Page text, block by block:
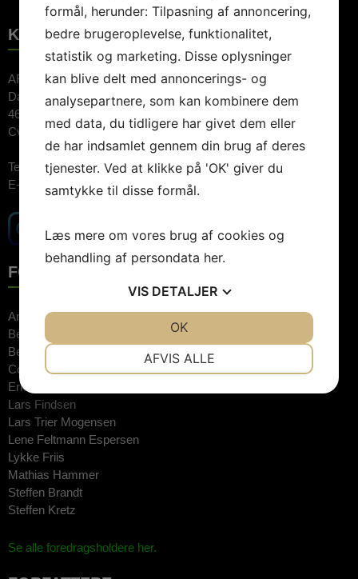
KONTAKTINFORMATION
ARTE Booking ApS
Dalvej 11
4690 Haslev
Cvr.nr: 26744520
Telefon:3848 1400 (09.00-15.00)
E-mail:booking@artebooking.dk
FOREDRAGSHOLDERE
Anne Hjernøe
Bente Klarlund
Bertel Haarder
Connie Hedegaard
Erkan Özden
Lars Findsen
Lars Trier Mogensen
Lene Feltmann Espersen
Lykke Friis
Mathias Hammer
Steffen Brandt
Steffen Kretz
Se alle foredragsholdere her.
formål, herunder: Tilpasning af annoncering,
bedre brugeroplevelse, funktionalitet,
statistik og marketing. Disse oplysninger
kan blive delt med annoncerings- og
analysepartnere, som kan kombinere dem
med data, du tidligere har givet dem eller
de har indsamlet gennem din brug af deres
tjenester. Ved at klikke på 'OK' giver du
samtykke til disse formål.
Læs mere om vores brug af cookies og
behandling af persondata her.
VIS DETALJER
AFVIS ALLE
OK